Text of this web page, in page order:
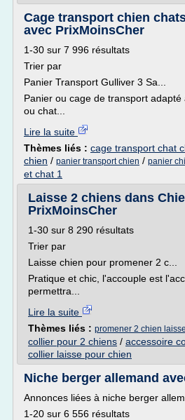
Cage transport chien
avec PrixMoinsCher
1-30 sur 7 996 résultats
Trier par
Panier Transport Gulliver 3 Sa...
Panier ou cage de transport
ou chat...
Lire la suite
Thèmes liés : cage transport chat
chien / panier transport chien / panier
et chat 1
Laisse 2 chiens dans
PrixMoinsCher
1-30 sur 8 290 résultats
Trier par
Laisse chien pour promener 2 c...
Pratique et chic, l'accouple est
permettra...
Lire la suite
Thèmes liés : promener 2 chien laisse
collier pour 2 chiens / accessoire
collier laisse pour chien
Niche berger allemand
Annonces liées à niche berger
1-20 sur 6 556 résultats